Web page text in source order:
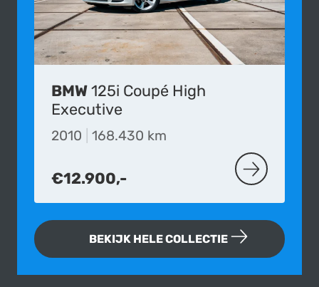
BMW 125i Coupé High
Executive
2010 168.430 km
€12.900,- MEER OVER
BEKIJK HELE COLLECTIE